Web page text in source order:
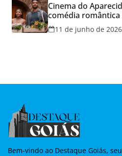
Cinema do
comédia
hoje e lança
Namorados
11 de junho de 2026
Bem-vindo ao Destaque Goiás,